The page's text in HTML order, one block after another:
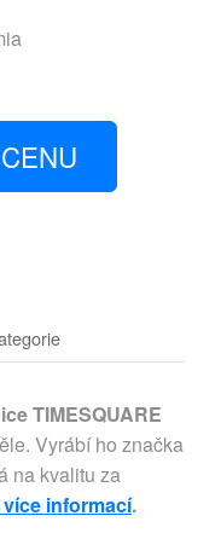
TIMESQUARE
Vyrábí ho značka
na kvalitu za
informací.